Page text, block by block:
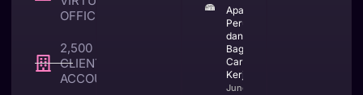
OFFICE
2,500 +
CLIENT TAX &
ACCOUNTING
Apa Itu CV
Perusahaan
dan
Bagaimana
Cara
Kerjanya
June 25,